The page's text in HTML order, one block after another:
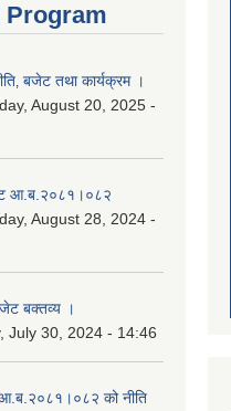
Program
बजेट तथा कार्यक्रम ।
August 20, 2025 -
आ.ब.२०८१।०८२
August 28, 2024 -
बक्तव्य ।
July 30, 2024 - 14:46
को नीति